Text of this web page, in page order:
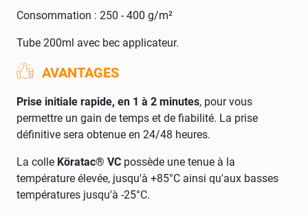
Consommation : 250 - 400 g/m²
Tube 200ml avec bec applicateur.
AVANTAGES
Prise initiale rapide, en 1 à 2 minutes, pour vous
permettre un gain de temps et de fiabilité. La prise
définitive sera obtenue en 24/48 heures.
La colle Köratac® VC possède une tenue à la
température élevée, jusqu'à +85°C ainsi qu'aux basses
températures jusqu'à -25°C.